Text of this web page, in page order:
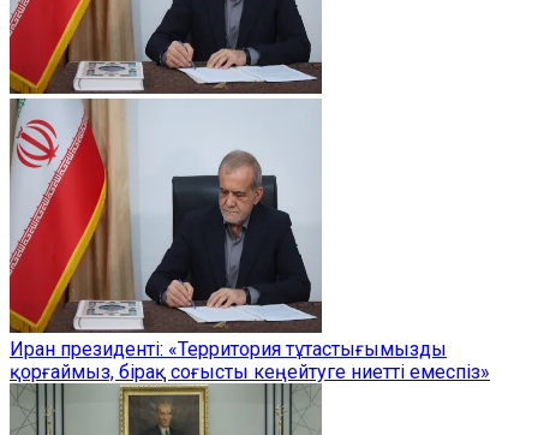
Иран президенті: «Территория тұтастығымызды
қорғаймыз, бірақ соғысты кеңейтуге ниетті емеспіз»